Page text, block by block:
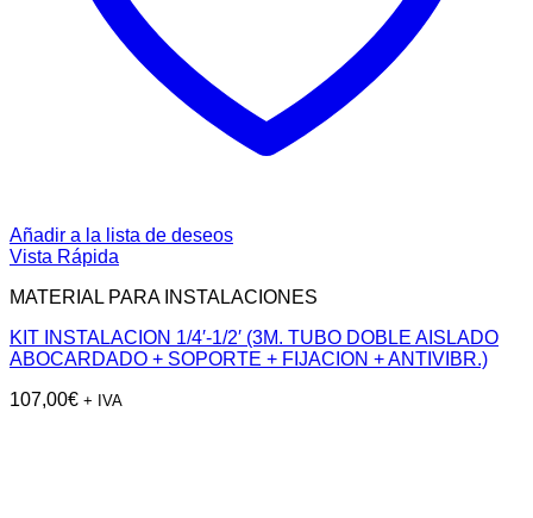
Añadir a la lista de deseos
Vista Rápida
MATERIAL PARA INSTALACIONES
KIT INSTALACION 1/4′-1/2′ (3M. TUBO DOBLE AISLADO
ABOCARDADO + SOPORTE + FIJACION + ANTIVIBR.)
107,00€ + IVA